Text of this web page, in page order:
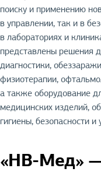
поиску и применению
в управлении, так и в
в лабораториях и
представлены решения
диагностики,
физиотерапии,
а также оборудование
медицинских изделий,
гигиены, безопасности
«НВ-Мед»